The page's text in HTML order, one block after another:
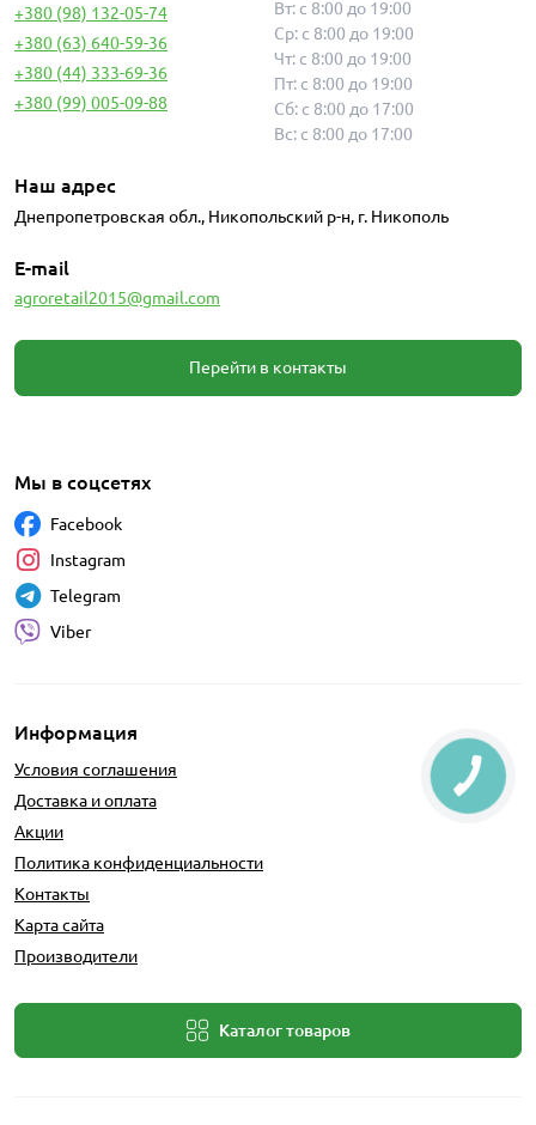
+380 (98) 132-05-74
+380 (63) 640-59-36
+380 (44) 333-69-36
+380 (99) 005-09-88
Вт: с 8:00 до 19:00
Ср: с 8:00 до 19:00
Чт: с 8:00 до 19:00
Пт: с 8:00 до 19:00
Сб: с 8:00 до 17:00
Вс: с 8:00 до 17:00
Наш адрес
Днепропетровская обл., Никопольский р-н, г. Никополь
E-mail
agroretail2015@gmail.com
Перейти в контакты
Информация
Условия соглашения
Доставка и оплата
Акции
Политика конфиденциальности
Контакты
Карта сайта
Производители
Каталог товаров
Мы в соцсетях
Facebook
Instagram
Telegram
Viber